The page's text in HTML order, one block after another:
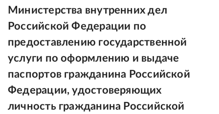
Министерства внутренних дел
Российской Федерации по
предоставлению государственной
услуги по оформлению и выдаче
паспортов гражданина Российской
Федерации, удостоверяющих
личность гражданина Российской